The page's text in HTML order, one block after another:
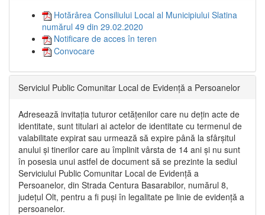
Hotărârea Consiliului Local al Municipiului Slatina
numărul 49 din 29.02.2020
Notificare de acces în teren
Convocare
Serviciul Public Comunitar Local de Evidență a Persoanelor
Adresează invitația tuturor cetățenilor care nu dețin acte de
identitate, sunt titulari ai actelor de identitate cu termenul de
valabilitate expirat sau urmează să expire până la sfârșitul
anului și tinerilor care au împlinit vârsta de 14 ani și nu sunt
în posesia unui astfel de document să se prezinte la sediul
Serviciului Public Comunitar Local de Evidență a
Persoanelor, din Strada Centura Basarabilor, numărul 8,
județul Olt, pentru a fi puși în legalitate pe linie de evidență a
persoanelor.